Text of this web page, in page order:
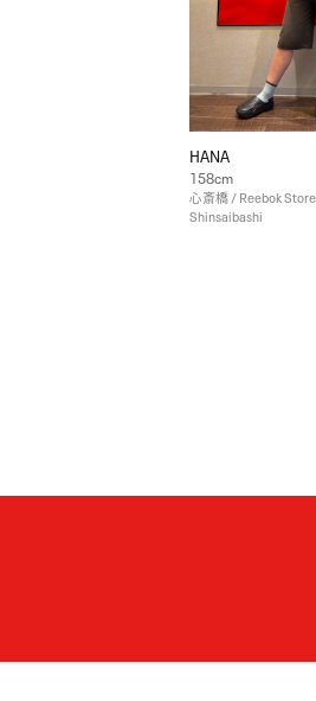
HANA
158cm
心斎橋 / Reebok Store
Shinsaibashi